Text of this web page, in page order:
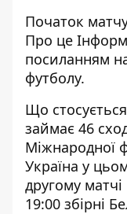
Початок
Про це
посиланням
футболу.
Що
займає 46
Міжнародної
Україна у
другому матчі
19:00 збірні